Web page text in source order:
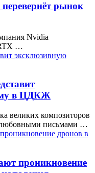
рынок
Nvidia
…
в ЦДКЖ
великих композиторов
любовными письмами …
проникновение